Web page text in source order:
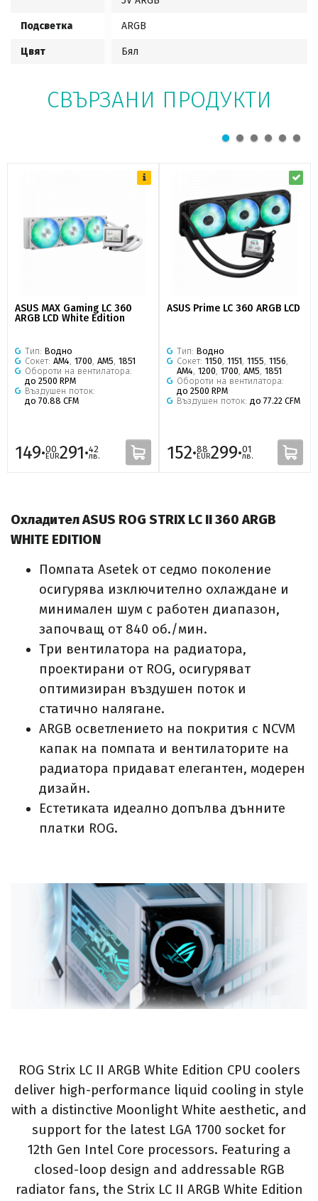
Подсветка ARGB
Цвят Бял
СВЪРЗАНИ ПРОДУКТИ
ASUS MAX Gaming LC 360
ARGB LCD White Edition
Тип: Водно
Сокет: AM4 1700 AM5 1851
Обороти на вентилатора:
до 2500 RPM
Въздушен поток:
до 70.88 CFM
149·00
EUR291·42
лв.
ASUS Prime LC 360 ARGB LCD
Тип: Водно
Сокет: 1150 1151 1155 1156
AM4 1200 1700 AM5 1851
Обороти на вентилатора:
до 2500 RPM
Въздушен поток: до 77.22 CFM
152·88
EUR299·01
лв.
Охладител ASUS ROG STRIX LC II 360 ARGB
WHITE EDITION
Помпата Asetek от седмо поколение
осигурява изключително охлаждане и
минимален шум с работен диапазон,
започващ от 840 об./мин.
Три вентилатора на радиатора,
проектирани от ROG, осигуряват
оптимизиран въздушен поток и
статично налягане.
ARGB осветлението на покрития с NCVM
капак на помпата и вентилаторите на
радиатора придават елегантен, модерен
дизайн.
Естетиката идеално допълва дънните
платки ROG.
ROG Strix LC II ARGB White Edition CPU coolers
deliver high-performance liquid cooling in style
with a distinctive Moonlight White aesthetic, and
support for the latest LGA 1700 socket for
12th Gen Intel Core processors. Featuring a
closed-loop design and addressable RGB
radiator fans, the Strix LC II ARGB White Edition